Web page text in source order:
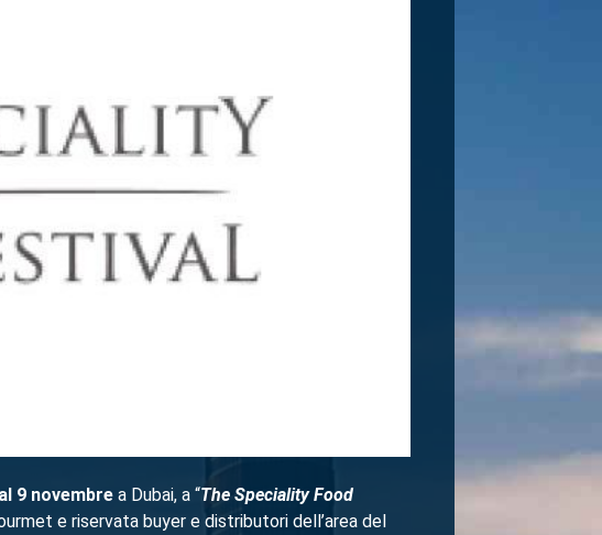
9 novembre a Dubai, a “The Speciality Food
e riservata buyer e distributori dell’area del